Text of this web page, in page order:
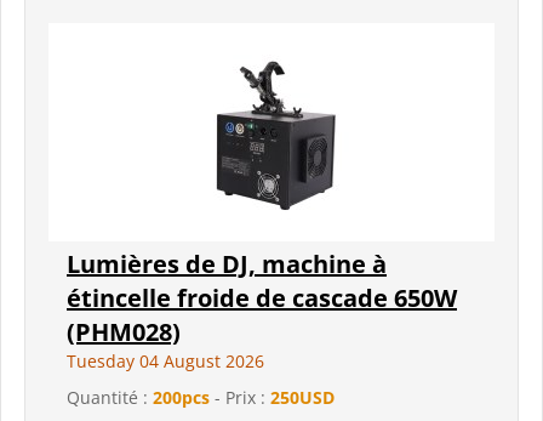
Lumières de DJ, machine à
étincelle froide de cascade 650W
(PHM028)
Tuesday 04 August 2026
Quantité : 200pcs - Prix : 250USD